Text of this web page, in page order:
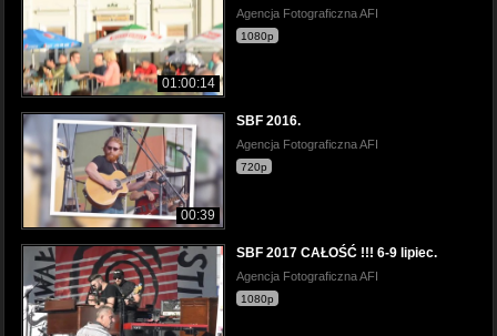
01:00:14
Agencja Fotograficzna AFI
1080p
00:39
SBF 2016.
Agencja Fotograficzna AFI
720p
SBF 2017 CAŁOŚĆ !!! 6-9 lipiec.
Agencja Fotograficzna AFI
1080p